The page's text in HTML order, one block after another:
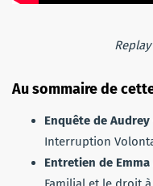
Au sommaire de
Enquête de Audrey
Interruption
Entretien de